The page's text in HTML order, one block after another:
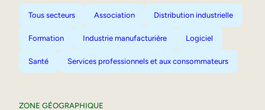
Tous secteurs Association Distribution industrielle
Formation Industrie manufacturière Logiciel
Santé Services professionnels et aux consommateurs
ZONE GÉOGRAPHIQUE